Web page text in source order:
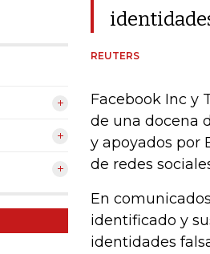
REUTERS
Facebook Inc y
de una docena
y apoyados por
de redes
En
identificado y
identidades